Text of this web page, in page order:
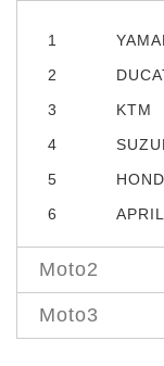
1
2
3
KTM
4
5
6
Moto2
Moto3